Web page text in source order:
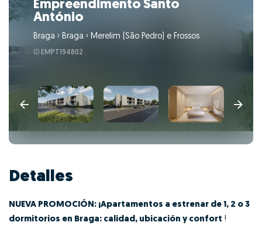
Empreendimento Santo
António
Braga › Braga › Merelim (São Pedro) e Frossos
ID EMPT194802
Detalles
NUEVA PROMOCIÓN: ¡Apartamentos a estrenar de 1, 2 o 3
dormitorios en Braga: calidad, ubicación y confort !